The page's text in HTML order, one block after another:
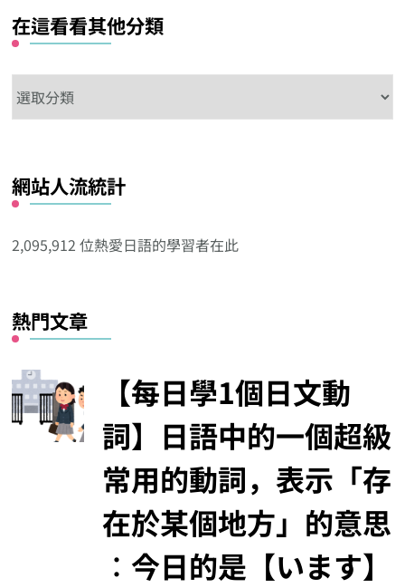
在這看看其他分類
這
其
他
類
網站人流統計
2,095,912 位熱愛日語的學習者在此
熱門文章
【每日學1個日文動
詞】日語中的一個超級
常用的動詞，表示「存
在於某個地方」的意思
︰今日的是【います】